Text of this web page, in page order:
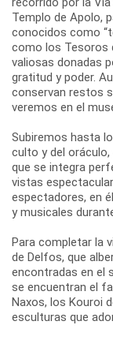
Templo de Apolo,
conocidos como
como los Tesoros
valiosas donadas
gratitud y poder.
conservan restos
veremos en el
Subiremos hasta
culto y del
que se integra
vistas
espectadores, en
y musicales
Para completar la
de Delfos, que
encontradas en el
se encuentran el
Naxos, los Kouroi
esculturas que